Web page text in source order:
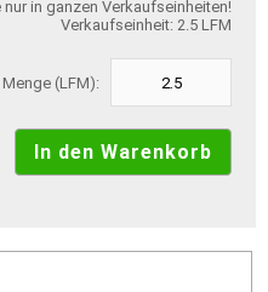
in ganzen Verkaufseinheiten!
Verkaufseinheit: 2.5 LFM
Menge (LFM):